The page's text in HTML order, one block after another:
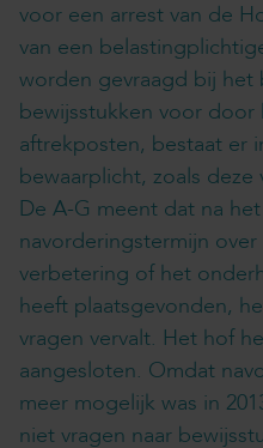
voor een arrest van de
van een
worden gevraagd bij het
bewijsstukken voor door
aftrekposten, bestaat er
bewaarplicht, zoals
De A-G meent dat na
navorderingstermijn
verbetering of het
heeft plaatsgevonden,
vragen vervalt. Het hof
aangesloten. Omdat
meer mogelijk was in
niet vragen naar